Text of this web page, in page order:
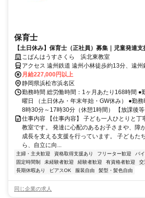
保育士
【土日休み】保育士（正社員）募集｜児童発達支
こぱんはうすさくら 浜北東教室
アクセス 遠州鉄道 遠州小林徒歩約13分、遠
約25分、遠州鉄道 遠州芝本徒歩約31分
月給227,000円以上
静岡県浜松市浜名区
勤務時間 総労働時間：1ヶ月あたり168時間 ●
曜日 （土日休み・年末年始・GW休み） ●勤務
8時30分～17時30分（休憩1時間） 【放課後
仕事内容 【仕事内容】 子ども一人ひとりと丁
教室です。 発達に心配のあるお子さまや、障
成長を支える支援を行っています。 子どもた
ら、自立に向...
主婦・主夫歓迎 資格取得支援あり フリーター歓迎 バ
固定時間制
未経験者歓迎 経験者歓迎 有資格者歓迎 交
長期休暇あり
ピアスOK 服装自由 髪型・髪色自由
同じ企業の求人